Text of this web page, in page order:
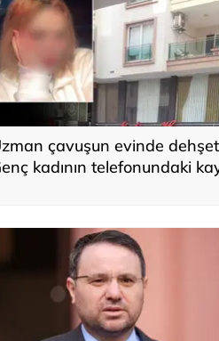
çavuşun evinde
kadının telefonundaki